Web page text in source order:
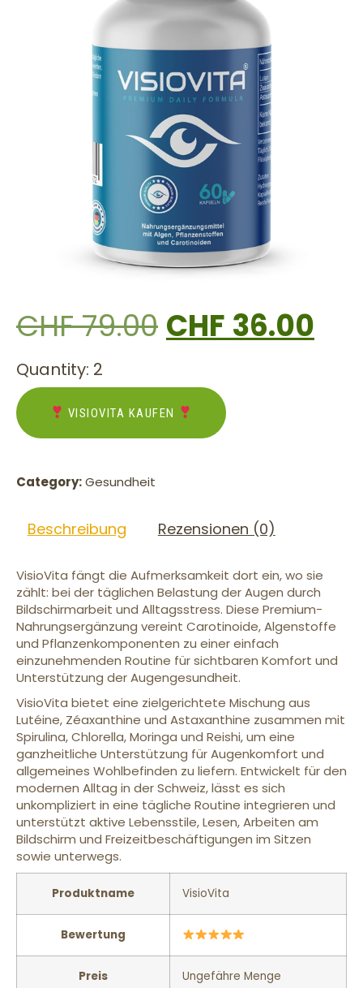
CHF79.00CHF36.00
Quantity: 2
VISIOVITA KAUFEN
Category:Gesundheit
Beschreibung Rezensionen (0)
VisioVita fängt die Aufmerksamkeit dort ein, wo sie
zählt: bei der täglichen Belastung der Augen durch
Bildschirmarbeit und Alltagsstress. Diese Premium-
Nahrungsergänzung vereint Carotinoide, Algenstoffe
und Pflanzenkomponenten zu einer einfach
einzunehmenden Routine für sichtbaren Komfort und
Unterstützung der Augengesundheit.
VisioVita bietet eine zielgerichtete Mischung aus
Lutéine, Zéaxanthine und Astaxanthine zusammen mit
Spirulina, Chlorella, Moringa und Reishi, um eine
ganzheitliche Unterstützung für Augenkomfort und
allgemeines Wohlbefinden zu liefern. Entwickelt für den
modernen Alltag in der Schweiz, lässt es sich
unkompliziert in eine tägliche Routine integrieren und
unterstützt aktive Lebensstile, Lesen, Arbeiten am
Bildschirm und Freizeitbeschäftigungen im Sitzen
sowie unterwegs.
Produktname VisioVita
Bewertung
Preis Ungefähre Menge